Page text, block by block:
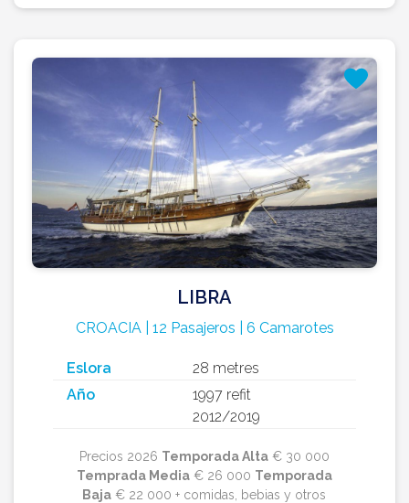
LIBRA
CROACIA | 12 Pasajeros | 6 Camarotes
Eslora
28 metres
Año
1997 refit
2012/2019
Precios 2026 Temporada Alta€ 30 000
Temprada Media€ 26 000 Temporada
Baja € 22 000 + comidas, bebias y otros